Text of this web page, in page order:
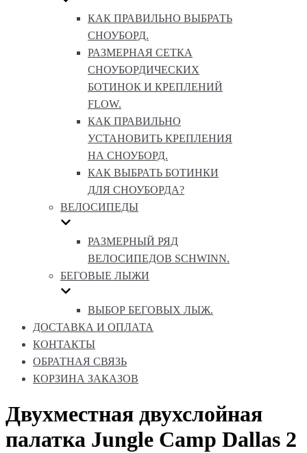
КАК ПРАВИЛЬНО ВЫБРАТЬ
СНОУБОРД.
РАЗМЕРНАЯ СЕТКА
СНОУБОРДИЧЕСКИХ
БОТИНОК И КРЕПЛЕНИЙ
FLOW.
КАК ПРАВИЛЬНО
УСТАНОВИТЬ КРЕПЛЕНИЯ
НА СНОУБОРД.
КАК ВЫБРАТЬ БОТИНКИ
ДЛЯ СНОУБОРДА?
ВЕЛОСИПЕДЫ
РАЗМЕРНЫЙ РЯД
ВЕЛОСИПЕДОВ SCHWINN.
БЕГОВЫЕ ЛЫЖИ
ВЫБОР БЕГОВЫХ ЛЫЖ.
ДОСТАВКА И ОПЛАТА
КОНТАКТЫ
ОБРАТНАЯ СВЯЗЬ
КОРЗИНА ЗАКАЗОВ
Двухместная двухслойная
палатка Jungle Camp Dallas 2